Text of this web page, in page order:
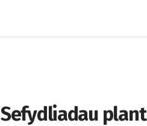
Sefydliadau plant